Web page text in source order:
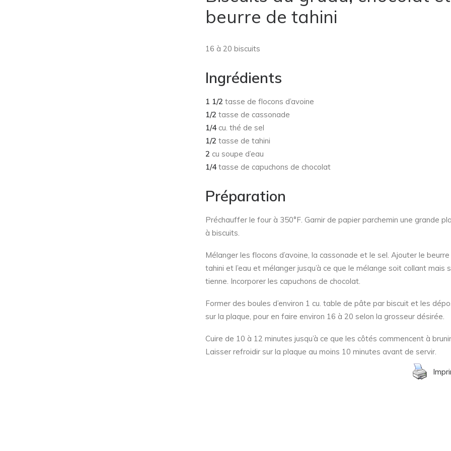
beurre de tahini
16 à 20 biscuits
Ingrédients
1 1/2 tasse de flocons d’avoine
1/2 tasse de cassonade
1/4 cu. thé de sel
1/2 tasse de tahini
2 cu soupe d’eau
1/4 tasse de capuchons de chocolat
Préparation
Préchauffer le four à 350°F. Garnir de papier parchemin une grande
à biscuits.
Mélanger les flocons d’avoine, la cassonade et le sel. Ajouter le
tahini et l’eau et mélanger jusqu’à ce que le mélange soit collant mais
tienne. Incorporer les capuchons de chocolat.
Former des boules d’environ 1 cu. table de pâte par biscuit et les
sur la plaque, pour en faire environ 16 à 20 selon la grosseur désirée.
Cuire de 10 à 12 minutes jusqu’à ce que les côtés commencent à
Laisser refroidir sur la plaque au moins 10 minutes avant de servir.